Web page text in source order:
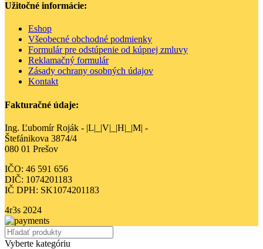
Užitočné informácie:
Eshop
Všeobecné obchodné podmienky
Formulár pre odstúpenie od kúpnej zmluvy
Reklamačný formulár
Zásady ochrany osobných údajov
Kontakt
Fakturačné údaje:
Ing. Ľubomír Roják - |L|_|V|_|H|_|M| -
Štefánikova 3874/4
080 01 Prešov
IČO: 46 591 656
DIČ: 1074201183
IČ DPH: SK1074201183
4r3s 2024
Vyberte kategóriu